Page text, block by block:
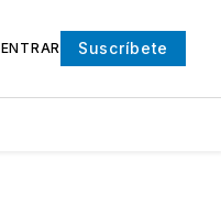
ENTRAR Suscríbete